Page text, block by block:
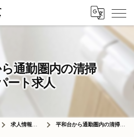
通勤圏内の清掃
ート求人
求人情報ブログ 平和台から通勤圏内の清掃パート求人